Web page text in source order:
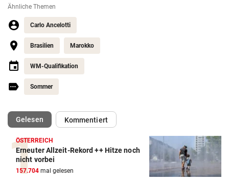
Ähnliche Themen
Carlo Ancelotti
Brasilien Marokko
WM-Qualifikation
Sommer
Gelesen(ausgewählt)Kommentiert
ÖSTERREICH
Erneuter Allzeit-Rekord ++ Hitze noch
nicht vorbei
157.704 mal gelesen
Action-Cam Vergleich
ZUM VERGLEICH